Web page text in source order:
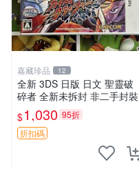
嘉藏珍品 12
全新 3DS 日版 日文 聖靈破
碎者 全新未拆封 非二手封裝
$1,030 95折
折扣碼